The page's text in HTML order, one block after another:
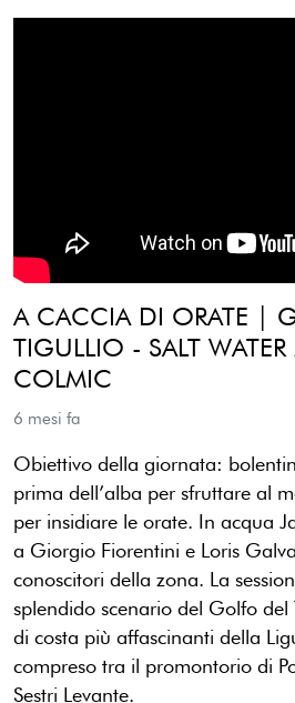
A CACCIA DI ORATE |
TIGULLIO - SALT
COLMIC
6 mesi fa
Obiettivo della giornata:
prima dell’alba per sfruttare al
per insidiare le orate. In acqua
a Giorgio Fiorentini e Loris
conoscitori della zona. La
splendido scenario del Golfo
di costa più affascinanti della
compreso tra il promontorio di
Sestri Levante.